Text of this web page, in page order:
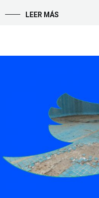
LEER MÁS